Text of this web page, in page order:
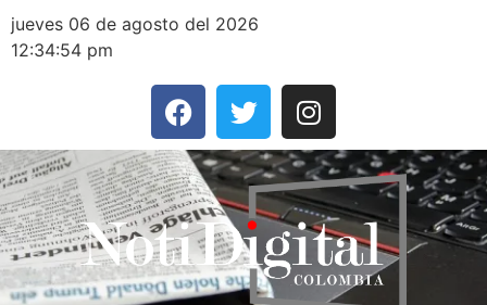
jueves 06 de agosto del 2026
12:34:54 pm